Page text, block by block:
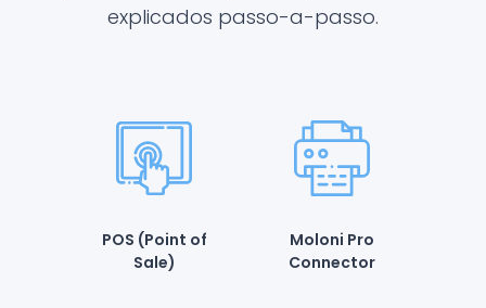
explicados passo-a-passo.
POS (Point of
Sale)
Moloni Pro
Connector